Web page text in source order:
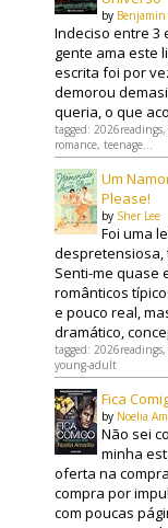
by
Indeciso entre 3
gente ama este
escrita foi por
demorou
queria, o que
tagged:
romance, teenage...
Um
Please!
by Sher Lee
Foi uma
despretensiosa,
Senti-me quase
românticos
e pouco real,
dramático,
tagged:
young-adult
Fica
by Noelia
Não sei
minha
oferta na
compra por
com poucas